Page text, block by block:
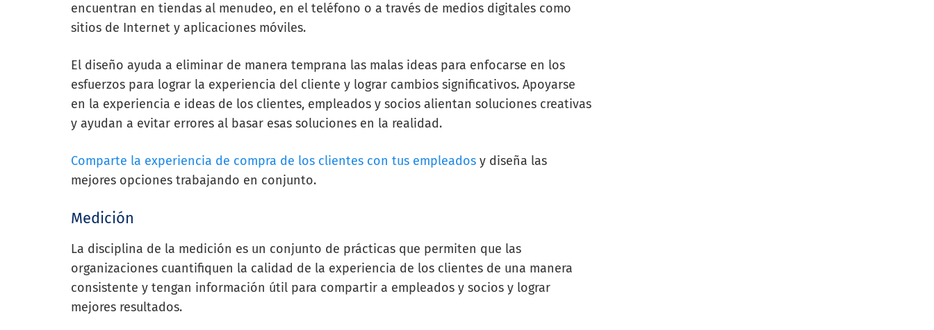
encuentran en tiendas al menudeo, en el teléfono o a través de medios digitales como
sitios de Internet y aplicaciones móviles.
El diseño ayuda a eliminar de manera temprana las malas ideas para enfocarse en los
esfuerzos para lograr la experiencia del cliente y lograr cambios significativos. Apoyarse
en la experiencia e ideas de los clientes, empleados y socios alientan soluciones creativas
y ayudan a evitar errores al basar esas soluciones en la realidad.
Comparte la experiencia de compra de los clientes con tus empleados y diseña las
mejores opciones trabajando en conjunto.
Medición
La disciplina de la medición es un conjunto de prácticas que permiten que las
organizaciones cuantifiquen la calidad de la experiencia de los clientes de una manera
consistente y tengan información útil para compartir a empleados y socios y lograr
mejores resultados.